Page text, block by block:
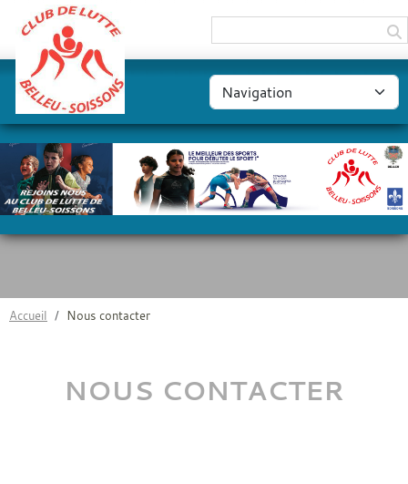
Accueil Nous contacter
NOUS CONTACTER
Panneau de gestion des cookies